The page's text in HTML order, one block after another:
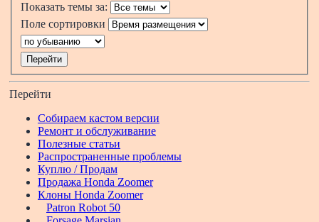
Показать темы за:
Поле сортировки
Перейти
Собираем кастом версии
Ремонт и обслуживание
Полезные статьи
Распространенные проблемы
Куплю / Продам
Продажа Honda Zoomer
Клоны Honda Zoomer
Patron Robot 50